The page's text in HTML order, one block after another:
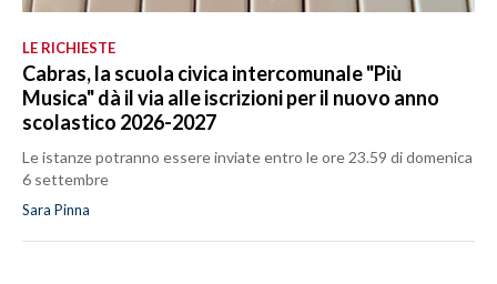
LE RICHIESTE
Cabras, la scuola civica intercomunale "Più
Musica" dà il via alle iscrizioni per il nuovo anno
scolastico 2026-2027
Le istanze potranno essere inviate entro le ore 23.59 di domenica
6 settembre
Sara Pinna